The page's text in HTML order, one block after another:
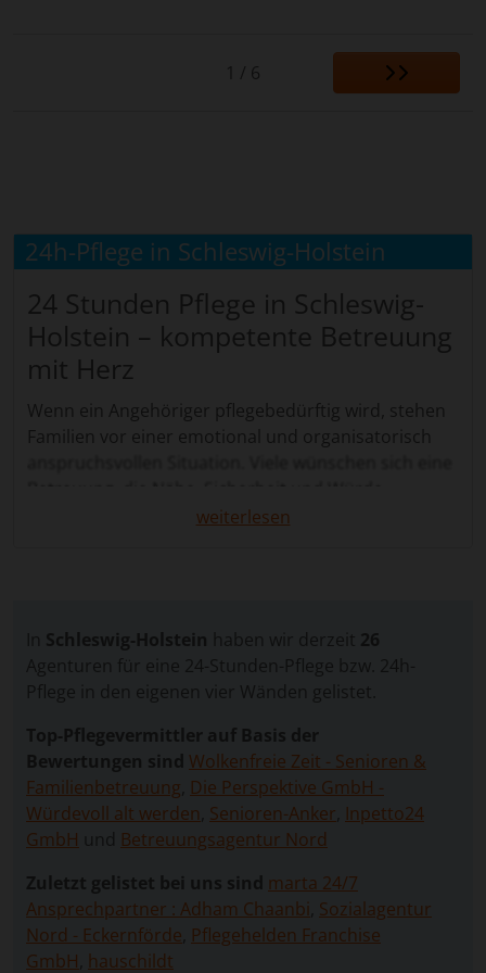
1 / 6
24h-Pflege in Schleswig-Holstein
24 Stunden Pflege in Schleswig-
Holstein – kompetente Betreuung
mit Herz
Wenn ein Angehöriger pflegebedürftig wird, stehen
Familien vor einer emotional und organisatorisch
miteinander verbindet – ohne den Umzug in ein
Alltag.
Über unser Vergleichsportal können Sie kostenlos
Ihre Anfrage an geprüfte Vermittlungsagenturen
weiter, die passende Betreuungskräfte für Ihre
individuelle Situation vorschlagen. So finden Sie
schnell die bestmögliche Lösung – ganz ohne Stress
und mit transparenter Auswahl.
Vorteile der 24-Stunden-
Betreuung
weiterlesen
Schleswig-Holstein haben wir derzeit 26
Agenturen für eine 24-Stunden-Pflege bzw. 24h-
Pflege in den eigenen vier Wänden gelistet.
Top-Pflegevermittler auf Basis der
Bewertungen sind Wolkenfreie Zeit - Senioren &
Familienbetreuung Die Perspektive GmbH -
Würdevoll alt werden Senioren-Anker Inpetto24
GmbH und Betreuungsagentur Nord
Zuletzt gelistet bei uns sind marta 24/7
Ansprechpartner : Adham Chaanbi Sozialagentur
Nord - Eckernförde Pflegehelden Franchise
GmbH hauschildt